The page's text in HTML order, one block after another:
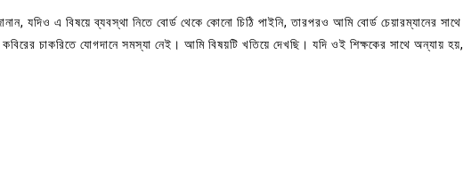
জানান, যদিও এ বিষয়ে ব্যবস্থা নিতে বোর্ড থেকে কোনো চিঠি পাইনি, তারপরও আমি বোর্ড চেয়ারম্যানের সাথে
চাকরিতে যোগদানে সমস্যা নেই। আমি বিষয়টি খতিয়ে দেখছি। যদি ওই শিক্ষকের সাথে অন্যায় হয়,